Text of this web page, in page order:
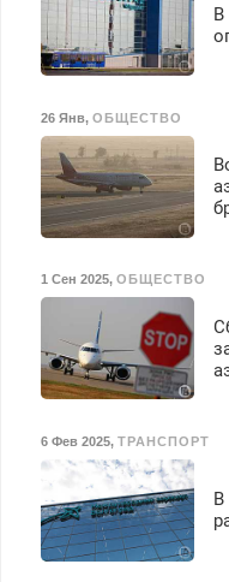
В
26 Янв, ОБЩЕСТВО
1 Сен 2025, ОБЩЕСТВО
6 Фев 2025, ТРАНСПОРТ
В